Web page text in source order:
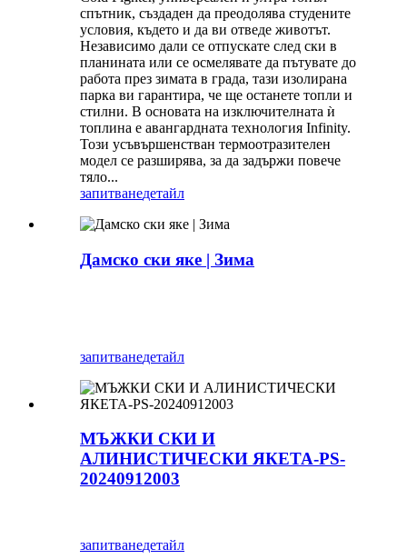
спътник, създаден да преодолява студените
условия, където и да ви отведе животът.
Независимо дали се отпускате след ски в
планината или се осмелявате да пътувате до
работа през зимата в града, тази изолирана
парка ви гарантира, че ще останете топли и
стилни. В основата на изключителната ѝ
топлина е авангардната технология Infinity.
Този усъвършенстван термоотразителен
модел се разширява, за да задържи повече
тяло...
запитванедетайл
Дамско ски яке | Зима
запитванедетайл
МЪЖКИ СКИ И
АЛИНИСТИЧЕСКИ ЯКЕТА-PS-
20240912003
запитванедетайл